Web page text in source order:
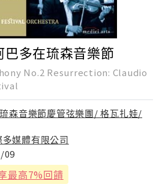
多在琉森音樂節
No.2 Resurrection: Claudio
森音樂節慶管弦樂團/ 格瓦扎娃/
多媒體有限公司
09
最高7%回饋